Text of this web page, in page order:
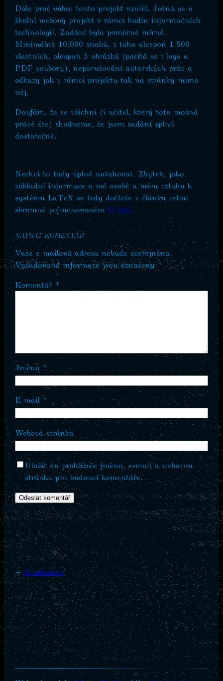
Dále proč vůbec tento projekt vznikl. Jedná se o
školní webový projekt v rámci hodin informačních
technologií. Zadání bylo poměrně mírné.
Minimálně 10.000 znaků, z toho alespoň 1.500
vlastních, alespoň 5 obrázků (počítá se i logo a
PDF soubory), neporušování autorských práv a
odkazy jak v rámci projektu tak na stránky mimo
něj.
Doufám, že se všichni (i učitel, který toto možná
právě čte) shodneme, že jsem zadání splnil
dostatečně.
Nechci to tady úplně natahovat. Zbytek, jako
základní informace o mé osobě a mém vztahu k
systému LaTeX se tedy dočtete v článku velmi
skromně pojmenovaném O mně.
NAPSAT KOMENTÁŘ
Vaše e-mailová adresa nebude zveřejněna.
Vyžadované informace jsou označeny*
Komentář *
Jméno*
E-mail*
Webová stránka
Uložit do prohlížeče jméno, e-mail a webovou
stránku pro budoucí komentáře.
+ + + + +
+
+O autorovi
+ + + + + +
+ + + + + +